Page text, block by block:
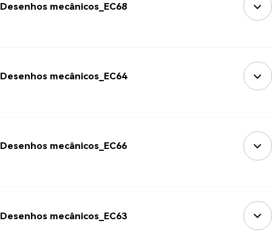
Desenhos mecânicos_EC68
Desenhos mecânicos_EC64
Desenhos mecânicos_EC66
Desenhos mecânicos_EC63